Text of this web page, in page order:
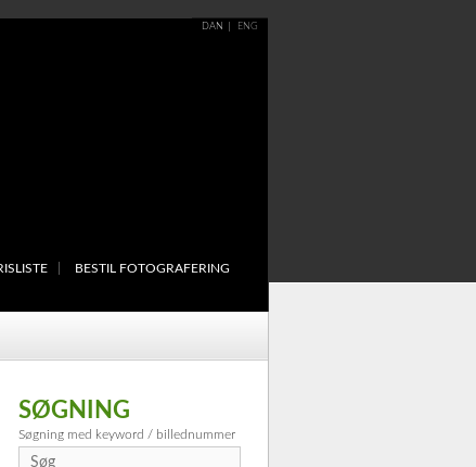
DAN ENG
BESTIL FOTOGRAFERING
SØGNING
Søgning med keyword / billednummer